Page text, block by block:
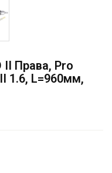
II Права, Pro
1.6, L=960мм,